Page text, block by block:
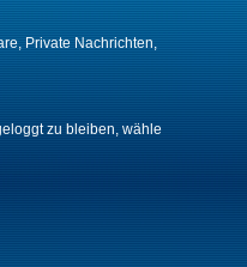
Private Nachrichten,
zu bleiben, wähle